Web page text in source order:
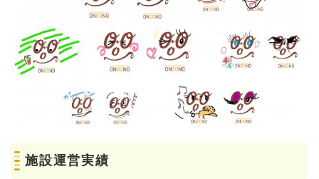
施設運営実績